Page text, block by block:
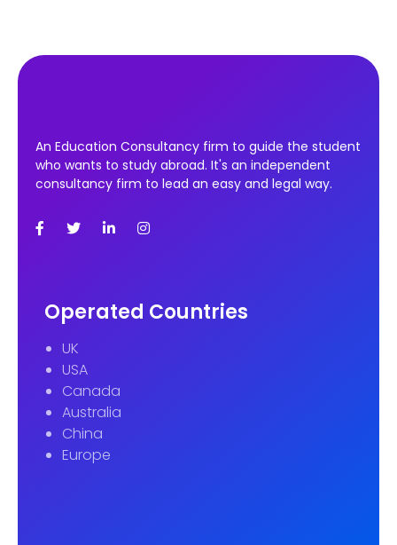
An Education Consultancy firm to guide the student
who wants to study abroad. It's an independent
consultancy firm to lead an easy and legal way.
Operated Countries
UK
USA
Canada
Australia
China
Europe